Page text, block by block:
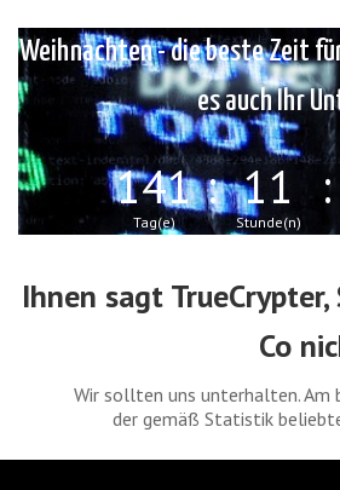
Weihnachten - die beste Zeit
es auch Ihr
141
Tag(e)
: 11
Stunde(n)
:
Ihnen sagt
Co
Wir sollten uns unterhalten. Am
der gemäß Statistik